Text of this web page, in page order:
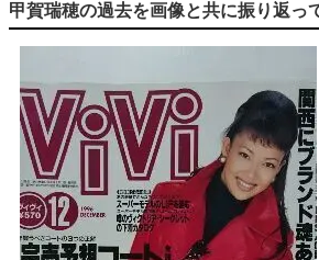
甲賀瑞穂の過去を画像と共に振り返っ